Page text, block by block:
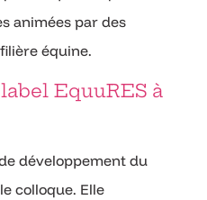
animées par des
équine.
EquuRES à
développement du
colloque. Elle